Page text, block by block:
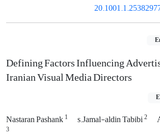
Defining Factors Influencing
Iranian Visual Media Directors
Nastaran Pashank1 s.Jamal-aldin Tabibi2
3